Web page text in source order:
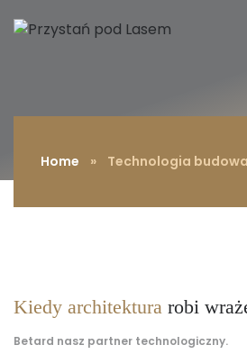
Home » Technologia
Kiedy architektura robi
Betard nasz partner technologiczny.